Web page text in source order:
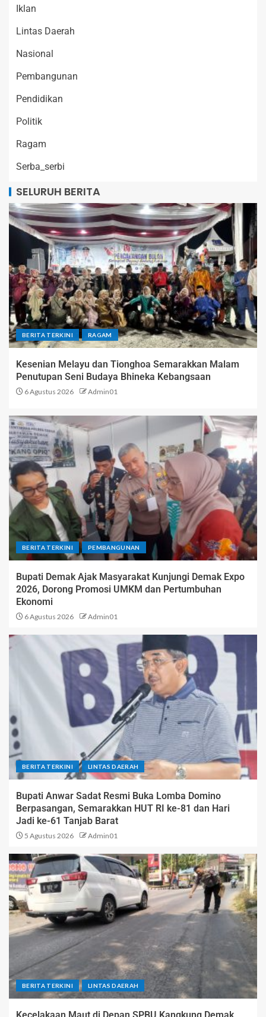
Iklan
Lintas Daerah
Nasional
Pembangunan
Pendidikan
Politik
Ragam
Serba_serbi
SELURUH BERITA
BERITA TERKINI RAGAM
Kesenian Melayu dan Tionghoa Semarakkan Malam
Penutupan Seni Budaya Bhineka Kebangsaan
6 Agustus 2026 Admin01
BERITA TERKINI PEMBANGUNAN
Bupati Demak Ajak Masyarakat Kunjungi Demak Expo
2026, Dorong Promosi UMKM dan Pertumbuhan
Ekonomi
6 Agustus 2026 Admin01
BERITA TERKINI LINTAS DAERAH
Bupati Anwar Sadat Resmi Buka Lomba Domino
Berpasangan, Semarakkan HUT RI ke-81 dan Hari
Jadi ke-61 Tanjab Barat
5 Agustus 2026 Admin01
BERITA TERKINI LINTAS DAERAH
Kecelakaan Maut di Depan SPBU Kangkung Demak,